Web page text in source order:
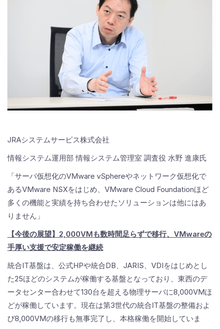
JRAシステムサービス株式会社
情報システム運用部 情報システム管理室 調査役 水野 進康氏
「サーバ仮想化のVMware vSphereやネットワーク仮想化で
あるVMware NSXをはじめ、VMware Cloud Foundationほど
多くの機能と実績を持ち合わせたソリューションは他にはあ
りません」
【今後の展望】2,000VMも数時間足らずで移行、VMwareの
手厚い支援で安定稼働を継続
統合IT基盤は、公式HPや統合DB、JARIS、VDIをはじめとし
た25ほどのシステムが稼働する基盤となっており、東西のデ
ータセンター合わせて130台を超える物理サーバに8,000VMほ
どが稼働しています。現在は第3世代の統合IT基盤の整備およ
び8,000VMの移行も無事完了し、本格稼働を開始していま